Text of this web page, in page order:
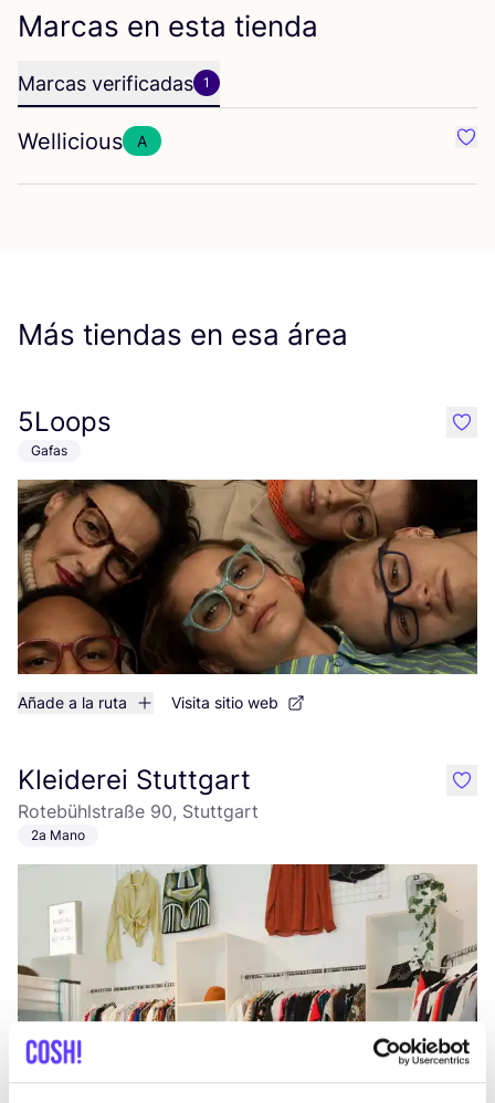
Marcas en esta tienda
Marcas verificadas 1
Wellicious A
Más tiendas en esa área
5Loops
Gafas
Añade a la ruta Visita sitio web
like
Kleiderei Stuttgart
Rotebühlstraße 90, Stuttgart
2a Mano
Añade a la ruta Visita sitio web
like